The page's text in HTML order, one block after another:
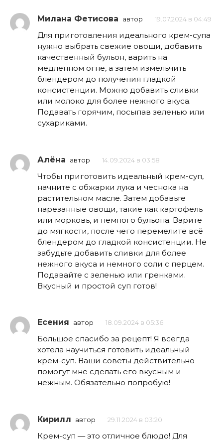
Милана Фетисова автор 19.07.2024 в 04:49
Для приготовления идеального крем-супа
нужно выбрать свежие овощи, добавить
качественный бульон, варить на
медленном огне, а затем измельчить
блендером до получения гладкой
консистенции. Можно добавить сливки
или молоко для более нежного вкуса.
Подавать горячим, посыпав зеленью или
сухариками.
Алёна автор 14.09.2024 в 03:58
Чтобы приготовить идеальный крем-суп,
начните с обжарки лука и чеснока на
растительном масле. Затем добавьте
нарезанные овощи, такие как картофель
или морковь, и немного бульона. Варите
до мягкости, после чего перемелите всё
блендером до гладкой консистенции. Не
забудьте добавить сливки для более
нежного вкуса и немного соли с перцем.
Подавайте с зеленью или гренками.
Вкусный и простой суп готов!
Есения автор 18.09.2024 в 05:36
Большое спасибо за рецепт! Я всегда
хотела научиться готовить идеальный
крем-суп. Ваши советы действительно
помогут мне сделать его вкусным и
нежным. Обязательно попробую!
Кирилл автор 29.11.2024 в 03:20
Крем-суп — это отличное блюдо! Для